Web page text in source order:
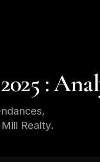
:
Realty.